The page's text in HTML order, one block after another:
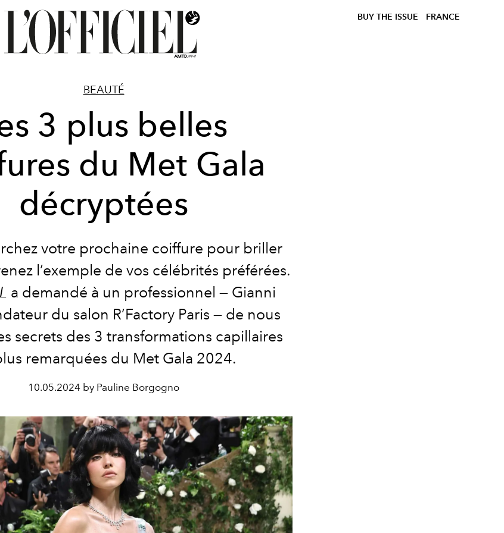
BUY THE ISSUE FRANCE
BEAUTÉ
3 plus belles
du Met Gala
décryptées
votre prochaine coiffure pour briller
l’exemple de vos célébrités préférées.
a demandé à un professionnel — Gianni
du salon R’Factory Paris — de nous
secrets des 3 transformations capillaires
remarquées du Met Gala 2024.
10.05.2024 by Pauline Borgogno